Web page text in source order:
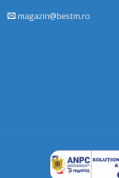
magazin@bestm.ro